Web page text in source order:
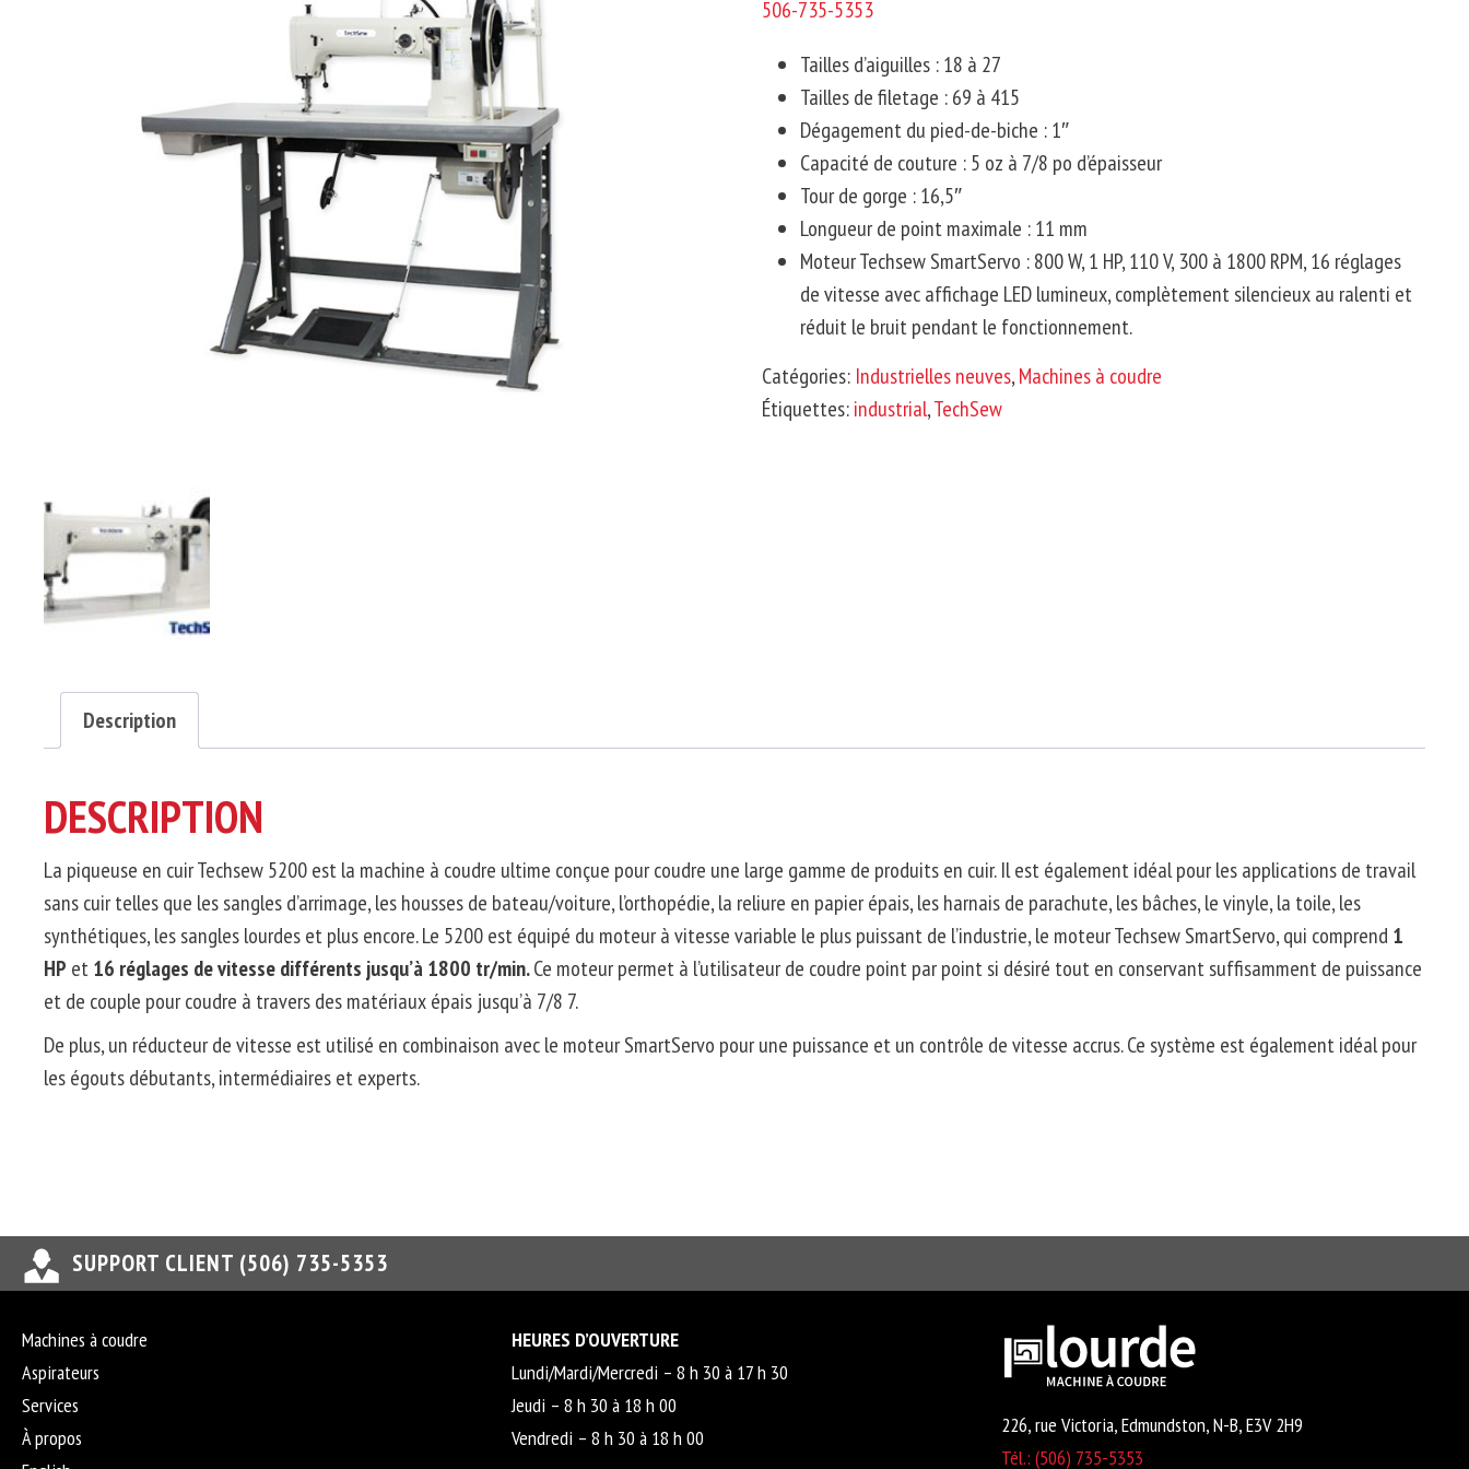
506-735-5353
Tailles d’aiguilles :18 à 27
Tailles de filetage :69 à 415
Dégagement du pied-de-biche :1″
Capacité de couture :5 oz à 7/8 po d’épaisseur
Tour de gorge :16,5″
Longueur de point maximale :11 mm
MoteurTechsewSmartServo :800 W, 1 HP, 110 V, 300 à 1800RPM, 16 réglages
de vitesse avec affichage LED lumineux, complètement silencieux au ralenti et
réduit le bruit pendant le fonctionnement.
Catégories: Industrielles neuves,Machines à coudre
Étiquettes:industrial,TechSew
Description
DESCRIPTION
La piqueuse en cuirTechsew5200 est la machine à coudre ultime conçue pour coudre une large gamme de produits en cuir.Il est également idéal pour les applications de travail
sans cuir telles que les sangles d’arrimage, les housses de bateau/voiture, l’orthopédie, la reliure en papier épais, les harnais de parachute, les bâches, le vinyle, la toile, les
synthétiques, les sangles lourdes et plus encore.Le 5200 est équipé du moteur à vitesse variable le plus puissant de l’industrie, le moteurTechsewSmartServo, qui comprend 1
HP et16 réglages de vitesse différents jusqu’à 1800 tr/min.Ce moteur permet à l’utilisateur de coudre point par point si désiré tout en conservant suffisamment de puissance
et de couple pour coudre à travers des matériaux épais jusqu’à 7/8 7.
De plus, un réducteur de vitesse est utilisé en combinaison avec le moteurSmartServo pour une puissance et un contrôle de vitesse accrus.Ce système est également idéal pour
les égouts débutants, intermédiaires et experts.
SUPPORT CLIENT (506) 735-5353
Machines à coudre
Aspirateurs
Services
À propos
HEURES D’OUVERTURE
Lundi/Mardi/Mercredi – 8 h 30 à 17 h 30
Jeudi – 8 h 30 à 18 h 00
Vendredi – 8 h 30 à 18 h 00
226, rue Victoria, Edmundston, N-B, E3V 2H9
Tél.: (506) 735-5353